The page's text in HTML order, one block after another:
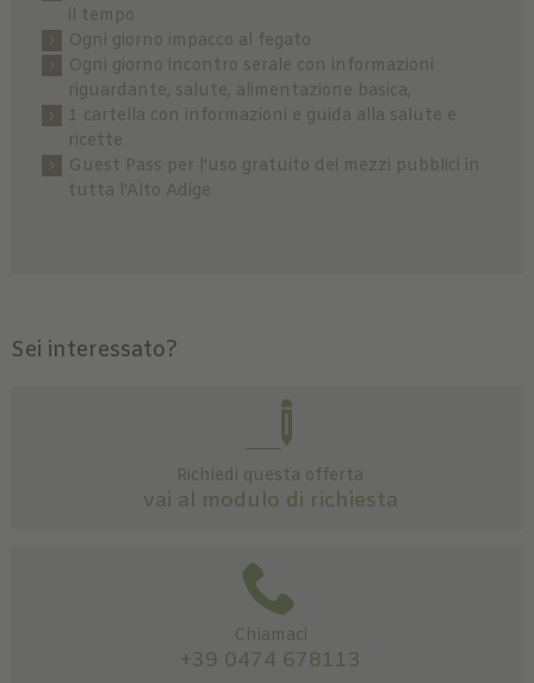
il tempo
Ogni giorno impacco al fegato
Ogni giorno incontro serale con informazioni
riguardante, salute, alimentazione basica,
1 cartella con informazioni e guida alla salute e
ricette
Guest Pass per l'uso gratuito dei mezzi pubblici in
tutta l'Alto Adige
Sei interessato?
Richiedi questa offerta
vai al modulo di richiesta
Chiamaci
+39 0474 678113